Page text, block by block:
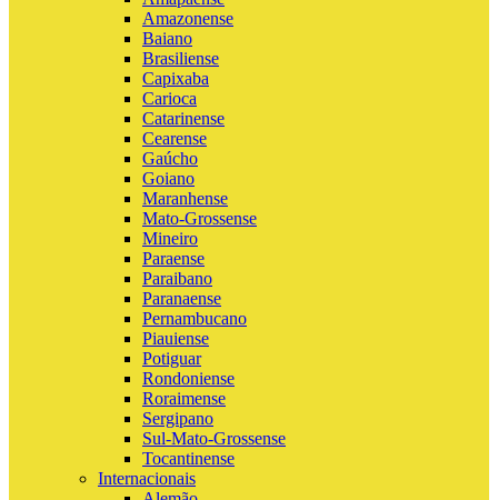
Amazonense
Baiano
Brasiliense
Capixaba
Carioca
Catarinense
Cearense
Gaúcho
Goiano
Maranhense
Mato-Grossense
Mineiro
Paraense
Paraibano
Paranaense
Pernambucano
Piauiense
Potiguar
Rondoniense
Roraimense
Sergipano
Sul-Mato-Grossense
Tocantinense
Internacionais